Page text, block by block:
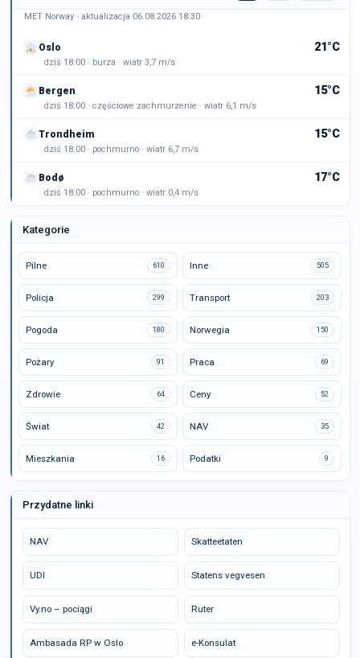
MET Norway · aktualizacja 06.08.2026 18:30
Oslo 21°C
dziś 18:00 · burza · wiatr 3,7 m/s
Bergen 15°C
dziś 18:00 · częściowe zachmurzenie · wiatr 6,1 m/s
Trondheim 15°C
dziś 18:00 · pochmurno · wiatr 6,7 m/s
Bodø 17°C
dziś 18:00 · pochmurno · wiatr 0,4 m/s
Kategorie
Pilne 610 Inne 505
Policja 299 Transport 203
Pogoda 180 Norwegia 150
Pożary 91 Praca 69
Zdrowie 64 Ceny 52
Świat 42 NAV 35
Mieszkania 16 Podatki 9
Przydatne linki
NAV Skatteetaten
UDI Statens vegvesen
Vy.no – pociągi Ruter
Ambasada RP w Oslo e-Konsulat